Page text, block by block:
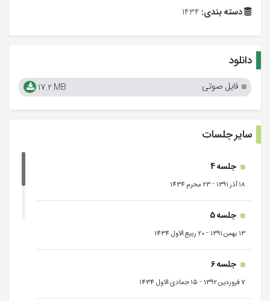
دسته بندی: 1434
دانلود
فایل صوتی 17.2 MB
سایر جلسات
جلسه 4
18 آذر 1391 -23 محرم 1434
جلسه 5
13 بهمن 1391 -20 ربیع الاول 1434
جلسه 6
7 فروردین 1392 - 15 جمادی الاول 1434